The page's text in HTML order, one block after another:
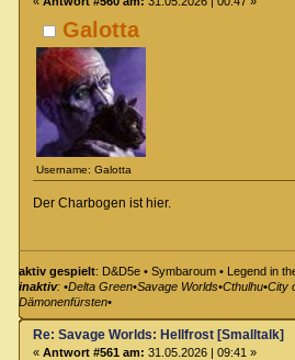
Galotta
Username: Galotta
Der Charbogen ist hier.
aktiv gespielt: D&D5e • Symbaroum • Legend in
inaktiv: •Delta Green•Savage
Dämonenfürsten•
Re: Savage Worlds: Hellfrost [Smalltalk]
« Antwort #561 am: 31.05.2026 | 09:41 »